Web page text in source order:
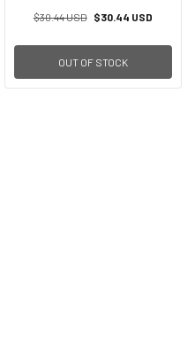
$30.44 USD $30.44 USD
OUT OF STOCK